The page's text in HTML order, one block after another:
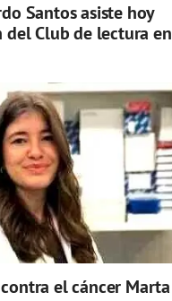
Santos asiste hoy
del Club de lectura en
el cáncer Marta